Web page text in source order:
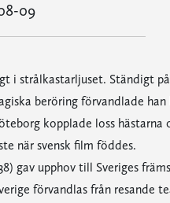
09
i strålkastarljuset. Ständigt
beröring förvandlade
kopplade loss
när svensk film föddes.
gav upphov till Sveriges
förvandlas från